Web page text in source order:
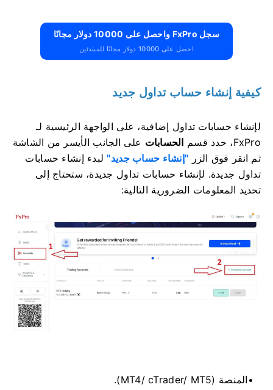
سجل FxPro واحصل على 10000 دولار مجانًا
احصل على 10000 دولار مجانًا للمبتدئين
كيفية إنشاء حساب تداول جديد
لإنشاء حسابات تداول إضافية، على الواجهة الرئيسية لـ
FxPro، حدد قسم
الحسابات على الجانب الأيسر من الشاشة
ثم انقر فوق الزر "إنشاء حساب جديد" لبدء إنشاء حسابات
تداول جديدة. لإنشاء حسابات تداول جديدة، ستحتاج إلى
تحديد المعلومات الضرورية التالية:
المنصة (MT4/ cTrader/ MT5).